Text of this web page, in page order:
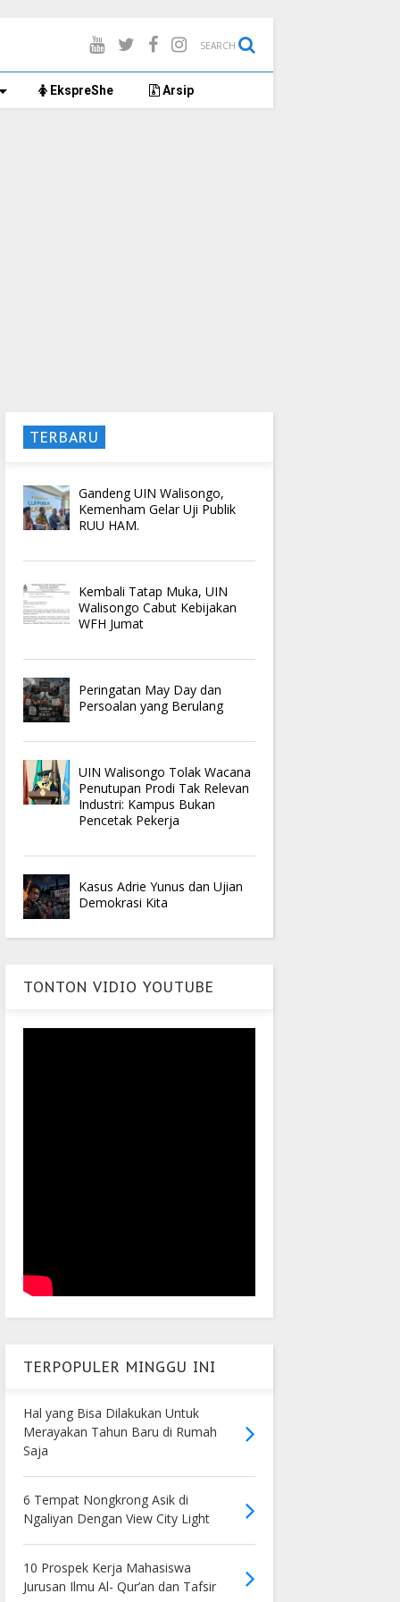
SEARCH
EkspreShe Arsip
TERBARU
Gandeng UIN Walisongo,
Kemenham Gelar Uji Publik
RUU HAM.
Kembali Tatap Muka, UIN
Walisongo Cabut Kebijakan
WFH Jumat
Peringatan May Day dan
Persoalan yang Berulang
UIN Walisongo Tolak Wacana
Penutupan Prodi Tak Relevan
Industri: Kampus Bukan
Pencetak Pekerja
Kasus Adrie Yunus dan Ujian
Demokrasi Kita
TONTON VIDIO YOUTUBE
TERPOPULER MINGGU INI
Hal yang Bisa Dilakukan Untuk
Merayakan Tahun Baru di Rumah
Saja
6 Tempat Nongkrong Asik di
Ngaliyan Dengan View City Light
10 Prospek Kerja Mahasiswa
Jurusan Ilmu Al- Qur’an dan Tafsir